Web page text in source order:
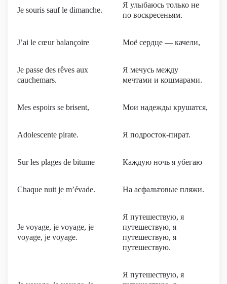
Je souris sauf le dimanche.
Я улыбаюсь только не
по воскресеньям.
J’ai le cœur balançoire Моё сердце — качели,
Je passe des rêves aux
cauchemars.
Я мечусь между
мечтами и кошмарами.
Mes espoirs se brisent, Мои надежды крушатся,
Adolescente pirate. Я подросток-пират.
Sur les plages de bitume Каждую ночь я убегаю
Chaque nuit je m’évade. На асфальтовые пляжи.
Je voyage, je voyage, je
voyage, je voyage.
Я путешествую, я
путешествую, я
путешествую, я
путешествую.
Я путешествую, я